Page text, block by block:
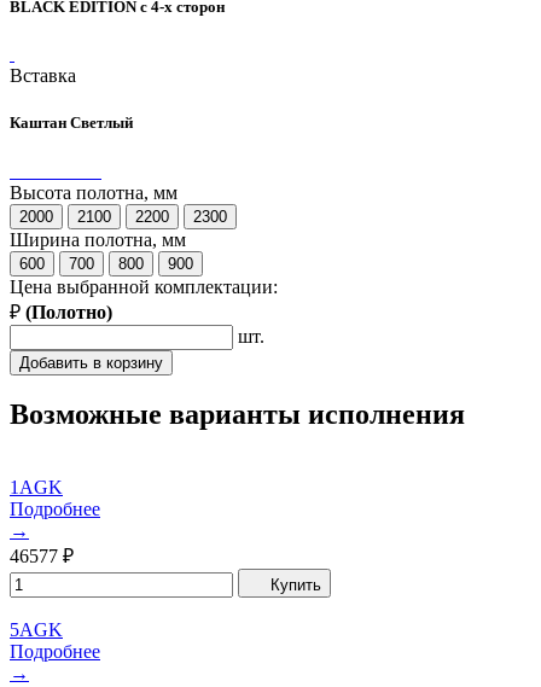
BLACK EDITION с 4-х сторон
Вставка
Каштан Светлый
Высота полотна, мм
2000 2100 2200 2300
Ширина полотна, мм
600 700 800 900
Цена выбранной комплектации:
₽ (Полотно)
шт.
Добавить в корзину
Возможные варианты исполнения
1AGK
Подробнее
→
46577 ₽
Купить
5AGK
Подробнее
→